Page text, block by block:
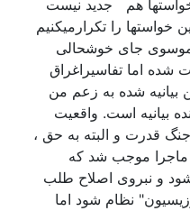
هم جدید نیست
را تکرارمیکنیم
موسوی جای خوشحالی
شده اما تفاسیراغراق
بیانیه شده به زعم من
بیانیه است. واقعیت
قدرت و البته به حق ،
ماجرا موجب شد که
و نبروی اصلاح طلب
نظام شود اما